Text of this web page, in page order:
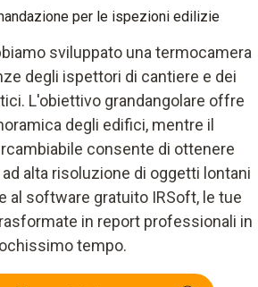
per le ispezioni edilizie
sviluppato una termocamera
degli ispettori di cantiere e dei
L'obiettivo grandangolare offre
degli edifici, mentre il
consente di ottenere
alta risoluzione di oggetti lontani
al software gratuito IRSoft, le tue
in report professionali in
tempo.